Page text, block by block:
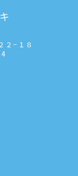
２−１８